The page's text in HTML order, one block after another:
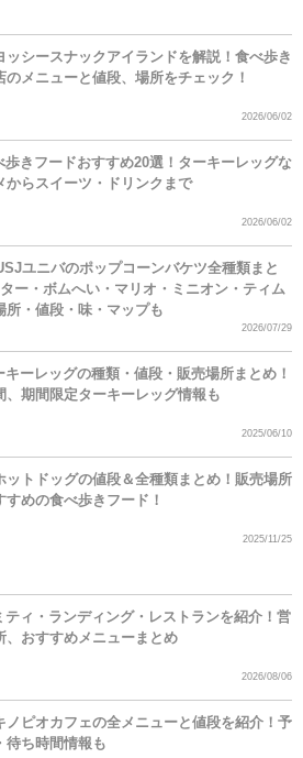
ッシースナックアイランドを解説！食べ歩き
のメニューと値段、場所をチェック！
2026/06/02
歩きフードおすすめ20選！ターキーレッグな
からスイーツ・ドリンクまで
2026/06/02
ユニバのポップコーンバケツ全種類まと
ー・ボムへい・マリオ・ミニオン・ティム
所・値段・味・マップも
2026/07/29
キーレッグの種類・値段・販売場所まとめ！
、期間限定ターキーレッグ情報も
2025/06/10
ットドッグの値段＆全種類まとめ！販売場所
すめの食べ歩きフード！
2025/11/25
ティ・ランディング・レストランを紹介！営
、おすすめメニューまとめ
2026/08/06
ノピオカフェの全メニューと値段を紹介！予
待ち時間情報も